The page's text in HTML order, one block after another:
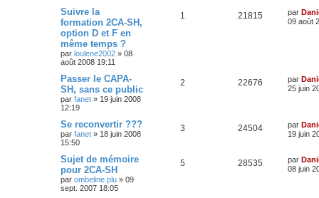
Suivre la
formation 2CA-SH,
option D et F en
même temps ?
par loulene2002 » 08
août 2008 19:11
1 21815 par
09 août
Passer le CAPA-
SH, sans ce public
par fanet » 19 juin 2008
12:19
2 22676 par
25 juin
Se reconvertir ???
par fanet » 18 juin 2008
15:50
3 24504 par
19 juin
Sujet de mémoire
pour 2CA-SH
par ombeline.plu » 09
sept. 2007 18:05
5 28535 par
08 juin